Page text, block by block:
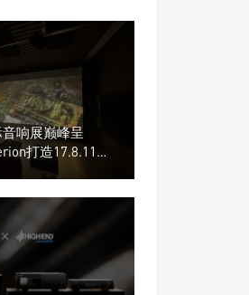
响展巅峰呈
打造17.8.11声